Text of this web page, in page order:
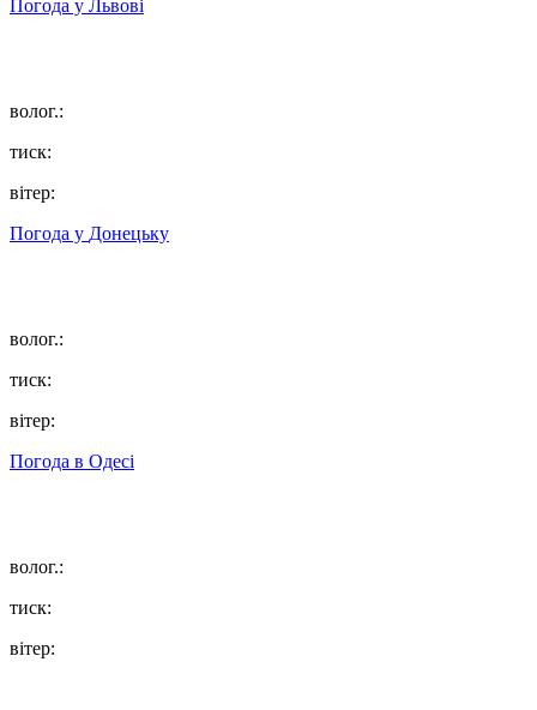
Погода у Львові
волог.:
тиск:
вітер:
Погода у Донецьку
волог.:
тиск:
вітер:
Погода в Одесі
волог.:
тиск:
вітер: